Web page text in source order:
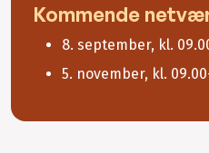
Kommende
8. september, kl.
5. november, kl.